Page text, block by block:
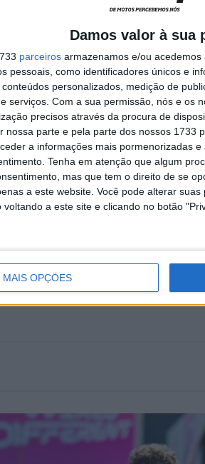
Damos valor à sua
parceiros armazenamos e/ou
pessoais, como identificadores únicos e
personalizados, medição de
serviços. Com a sua permissão, nós e os
precisos através da procura de
nossa parte e pela parte dos nossos 1733
a informações mais pormenorizadas
Tenha em atenção que algum
mas que tem o direito de se
a este website. Você pode alterar
a este site e clicando no botão
MAIS OPÇÕES
MotoGP:
recebe luz
em
6 AGOSTO,
Valentino Rossi estava
com o seu comportamento
Rossi Vito Ippolito